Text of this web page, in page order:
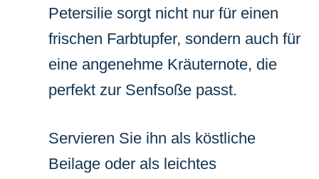
Petersilie sorgt nicht nur für einen
frischen Farbtupfer, sondern auch für
eine angenehme Kräuternote, die
perfekt zur Senfsoße passt.
Servieren Sie ihn als köstliche
Beilage oder als leichtes